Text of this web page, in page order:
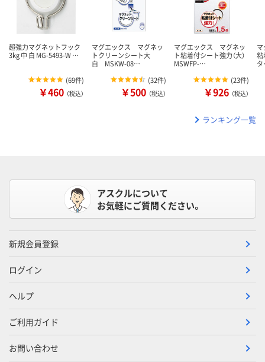
超強力マグネットフック
3kg 中 白 MG-5493-W …
(69件)
￥460 （税込）
マグエックス マグネッ
トクリーンシート大
白 MSKW-08…
(32件)
￥500 （税込）
マグエックス マグネッ
ト粘着付シート強力（大）
MSWFP-…
(23件)
￥926 （税込）
粘
ランキング一覧
アスクルについて
お気軽にご質問ください。
新規会員登録
ログイン
ヘルプ
ご利用ガイド
お問い合わせ